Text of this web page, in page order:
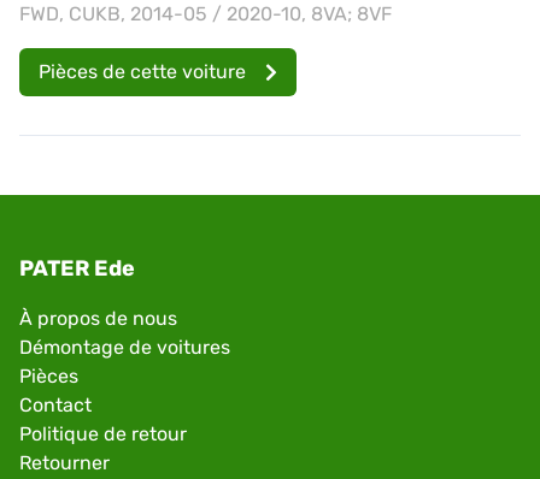
FWD, CUKB, 2014-05 / 2020-10, 8VA; 8VF
Pièces de cette voiture
PATER Ede
À propos de nous
Démontage de voitures
Pièces
Contact
Politique de retour
Retourner